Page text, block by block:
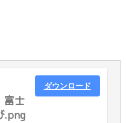
富士
.png
ダウンロード